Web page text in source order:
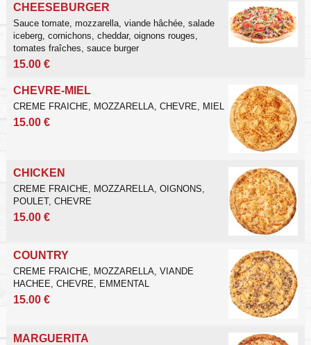
CHEESEBURGER
Sauce tomate, mozzarella, viande hâchée, salade
iceberg, cornichons, cheddar, oignons rouges,
tomates fraîches, sauce burger
15.00 €
CHEVRE-MIEL
CREME FRAICHE, MOZZARELLA, CHEVRE, MIEL
15.00 €
CHICKEN
CREME FRAICHE, MOZZARELLA, OIGNONS,
POULET, CHEVRE
15.00 €
COUNTRY
CREME FRAICHE, MOZZARELLA, VIANDE
HACHEE, CHEVRE, EMMENTAL
15.00 €
MARGUERITA